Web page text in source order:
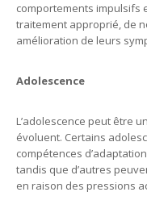
comportements impulsifs
traitement approprié, de
amélioration de leurs
Adolescence
L’adolescence peut être
évoluent. Certains
compétences
tandis que d’autres
en raison des pressions